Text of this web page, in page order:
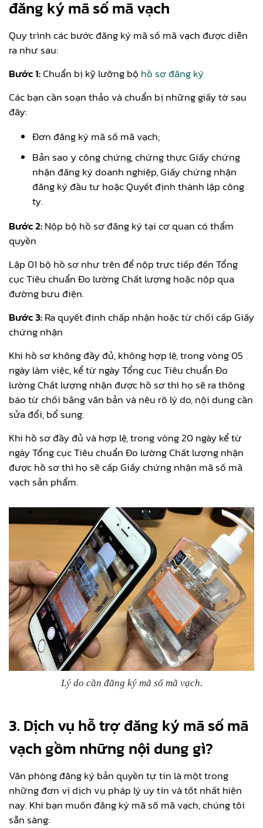
đăng ký mã số mã vạch
Quy trình các bước đăng ký mã số mã vạch được diễn
ra như sau:
Bước 1:Chuẩn bị kỹ lưỡng bộ hồ sơ đăng ký
Các bạn cần soạn thảo và chuẩn bị những giấy tờ sau
đây:
Đơn đăng ký mã số mã vạch;
Bản sao y công chứng, chứng thực Giấy chứng
nhận đăng ký doanh nghiệp, Giấy chứng nhận
đăng ký đầu tư hoặc Quyết định thành lập công
ty.
Bước 2:Nộp bộ hồ sơ đăng ký tại cơ quan có thẩm
quyền
Lập 01 bộ hồ sơ như trên để nộp trực tiếp đến Tổng
cục Tiêu chuẩn Đo lường Chất lượng hoặc nộp qua
đường bưu điện.
Bước 3:Ra quyết định chấp nhận hoặc từ chối cấp Giấy
chứng nhận
Khi hồ sơ không đầy đủ, không hợp lệ, trong vòng 05
ngày làm việc, kể từ ngày Tổng cục Tiêu chuẩn Đo
lường Chất lượng nhận được hồ sơ thì họ sẽ ra thông
báo từ chối bằng văn bản và nêu rõ lý do, nội dung cần
sửa đổi, bổ sung.
Khi hồ sơ đầy đủ và hợp lệ, trong vòng 20 ngày kể từ
ngày Tổng cục Tiêu chuẩn Đo lường Chất lượng nhận
được hồ sơ thì họ sẽ cấp Giấy chứng nhận mã số mã
vạch sản phẩm.
Lý do cần đăng ký mã số mã vạch.
3. Dịch vụ hỗ trợ đăng ký mã số mã
vạch gồm những nội dung gì?
Văn phòng đăng ký bản quyền tự tin là một trong
những đơn vị dịch vụ pháp lý uy tín và tốt nhất hiện
nay. Khi bạn muốn đăng ký mã số mã vạch, chúng tôi
sẵn sàng: